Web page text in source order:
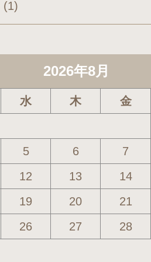
(1)
2026年8月
水 木 金
5 6
7
12 13
14
19 20
21
26 27
28